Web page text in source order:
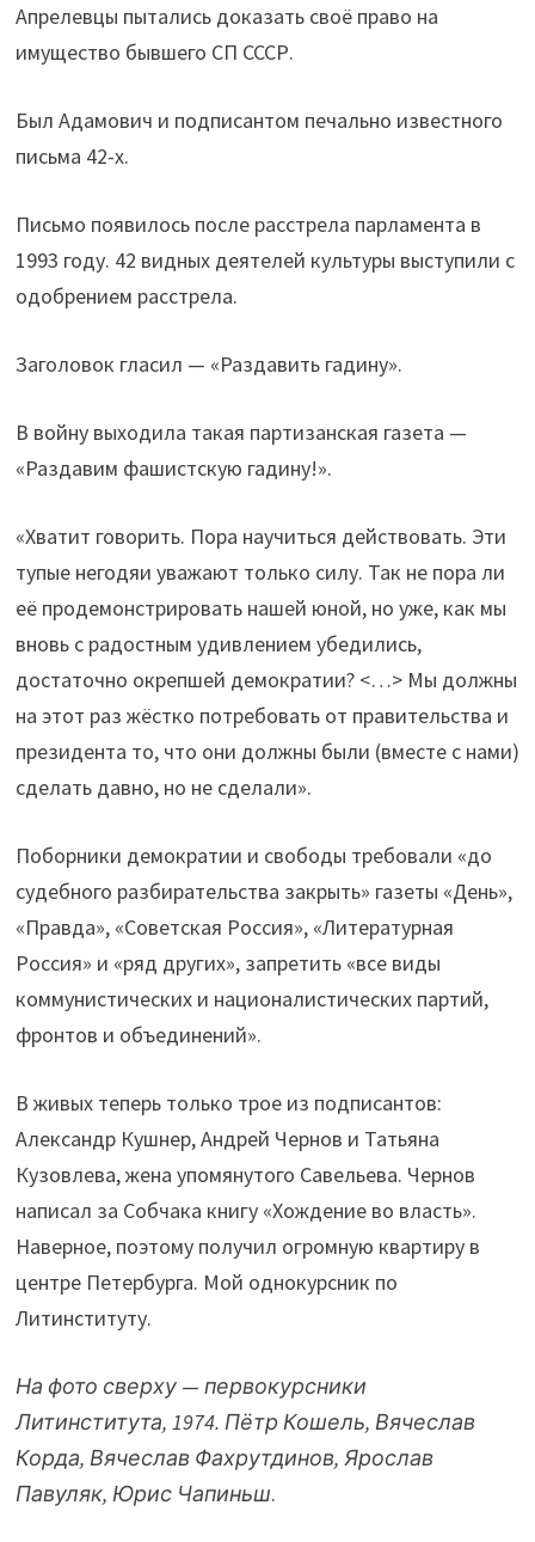
Апрелевцы пытались доказать своё право на
имущество бывшего СП СССР.
Был Адамович и подписантом печально известного
письма 42-х.
Письмо появилось после расстрела парламента в
1993 году. 42 видных деятелей культуры выступили с
одобрением расстрела.
Заголовок гласил — «Раздавить гадину».
В войну выходила такая партизанская газета —
«Раздавим фашистскую гадину!».
«Хватит говорить. Пора научиться действовать. Эти
тупые негодяи уважают только силу. Так не пора ли
её продемонстрировать нашей юной, но уже, как мы
вновь с радостным удивлением убедились,
достаточно окрепшей демократии? <…> Мы должны
на этот раз жёстко потребовать от правительства и
президента то, что они должны были (вместе с нами)
сделать давно, но не сделали».
Поборники демократии и свободы требовали «до
судебного разбирательства закрыть» газеты «День»,
«Правда», «Советская Россия», «Литературная
Россия» и «ряд других», запретить «все виды
коммунистических и националистических партий,
фронтов и объединений».
В живых теперь только трое из подписантов:
Александр Кушнер, Андрей Чернов и Татьяна
Кузовлева, жена упомянутого Савельева. Чернов
написал за Собчака книгу «Хождение во власть».
Наверное, поэтому получил огромную квартиру в
центре Петербурга. Мой однокурсник по
Литинституту.
На фото сверху — первокурсники
Литинститута, 1974. Пётр Кошель, Вячеслав
Корда, Вячеслав Фахрутдинов, Ярослав
Павуляк, Юрис Чапиньш.